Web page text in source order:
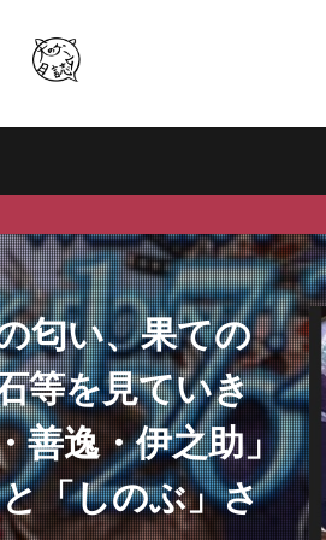
匂い、果ての
等を見ていき
善逸・伊之助」
「しのぶ」さ